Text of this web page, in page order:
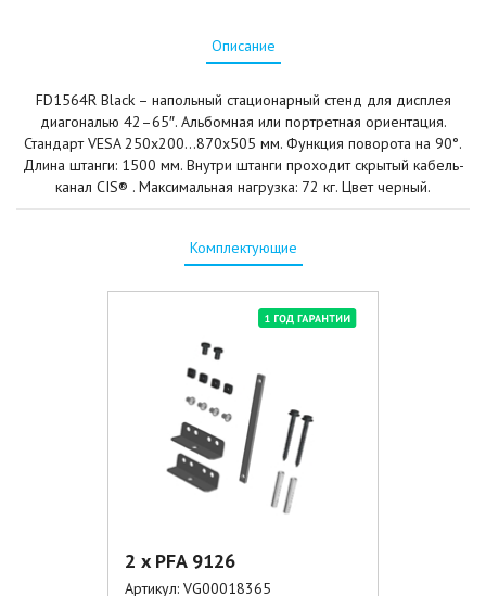
Описание
FD1564R Black – напольный стационарный стенд для дисплея
диагональю 42–65″. Альбомная или портретная ориентация.
Стандарт VESA 250x200...870x505 мм. Функция поворота на 90°.
Длина штанги: 1500 мм. Внутри штанги проходит скрытый кабель-
канал CIS® . Максимальная нагрузка: 72 кг. Цвет черный.
Комплектующие
2 x PFA 9126
Артикул: VG00018365